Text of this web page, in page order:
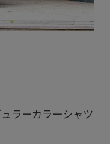
ラーカラーシャツ